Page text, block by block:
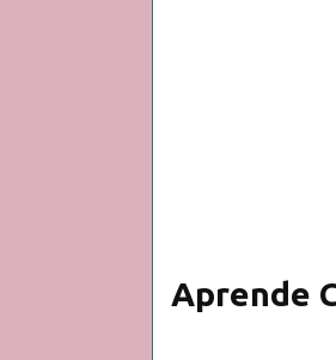
Aprende